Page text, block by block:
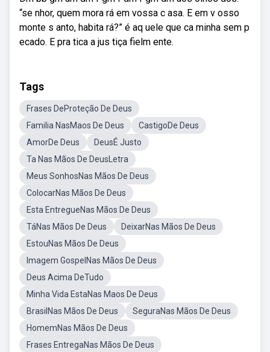
“se nhor, quem mora rá em vossa c asa. E em v osso
monte s anto, habita rá?” é aq uele que ca minha sem p
ecado. E pra tica a jus tiça fielm ente.
Tags
Frases DeProteção De Deus
Familia NasMaos De Deus
CastigoDe Deus
AmorDe Deus
DeusÉ Justo
Ta Nas Mãos De DeusLetra
Meus SonhosNas Mãos De Deus
ColocarNas Mãos De Deus
Esta EntregueNas Mãos De Deus
TáNas Mãos De Deus
DeixarNas Mãos De Deus
EstouNas Mãos De Deus
Imagem GospelNas Mãos De Deus
Deus Acima DeTudo
Minha Vida EstaNas Maos De Deus
BrasilNas Mãos De Deus
SeguraNas Mãos De Deus
HomemNas Mãos De Deus
Frases EntregaNas Mãos De Deus